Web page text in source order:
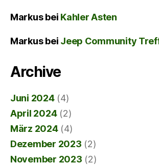
Markusbei Kahler Asten
Markusbei Jeep Community
Archive
Juni 2024(4)
April 2024(2)
März 2024(4)
Dezember 2023 (2)
November 2023 (2)